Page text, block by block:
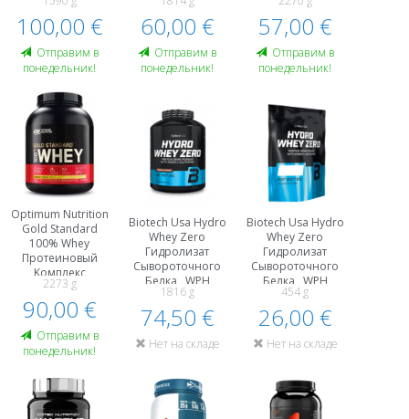
Протеины
100,00 €
Oтправим в
понедельник!
Kомплекс
Гидролизат
Сывороточного
Белка , WPH
60,00 €
Oтправим в
понедельник!
Белка , WPH
57,00 €
Oтправим в
понедельник!
Optimum Nutrition
Gold Standard
100% Whey
Протеиновый
Kомплекс
Гидролизат
Сывороточного
Белка , WPH
2273 g
90,00 €
Oтправим в
понедельник!
Biotech Usa Hydro
Whey Zero
Гидролизат
Сывороточного
Белка , WPH
Протеины
1816 g
74,50 €
Нет на складе
Biotech Usa Hydro
Whey Zero
Гидролизат
Сывороточного
Белка , WPH
Протеины
454 g
26,00 €
Нет на складе